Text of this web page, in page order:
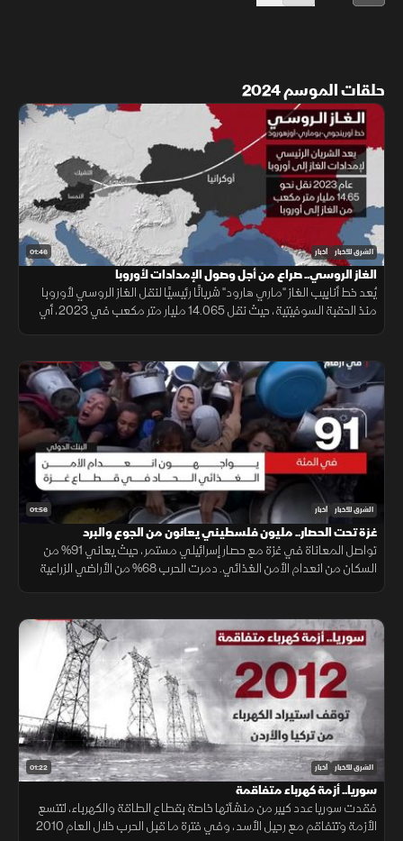
حلقات الموسم 2024
01:46 الشرق للأخبار أخبار
الغاز الروسي.. صراع من أجل وصول الإمدادات لأوروبا
يُعد خط أنابيب الغاز "ماري هارود" شريانًا رئيسيًا لنقل الغاز الروسي لأوروبا
منذ الحقبة السوفيتية، حيث نقل 14.065 مليار متر مكعب في 2023، أي
01:56 الشرق للأخبار أخبار
غزة تحت الحصار.. مليون فلسطيني يعانون من الجوع والبرد
تواصل المعاناة في غزة مع حصار إسرائيلي مستمر، حيث يعاني 91% من
السكان من انعدام الأمن الغذائي. دمرت الحرب 68% من الأراضي الزراعية
01:22 الشرق للأخبار أخبار
سوريا.. أزمة كهرباء متفاقمة
فقدت سوريا عدد كبير من منشآتها خاصة بقطاع الطاقة والكهرباء، لتتسع
الأزمة وتتفاقم مع رحيل الأسد، وفي فترة ما قبل الحرب خلال العام 2010